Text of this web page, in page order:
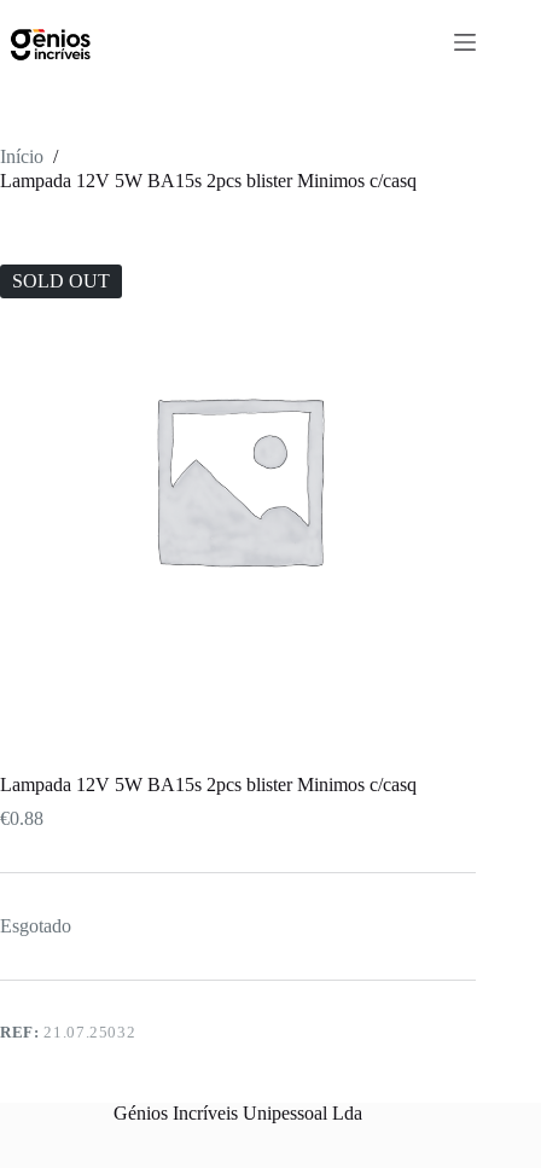
Início /
Lampada 12V 5W BA15s 2pcs blister Minimos c/casq
SOLD OUT
Lampada 12V 5W BA15s 2pcs blister Minimos c/casq
€0.88
Esgotado
REF: 21.07.25032
Génios Incríveis Unipessoal Lda